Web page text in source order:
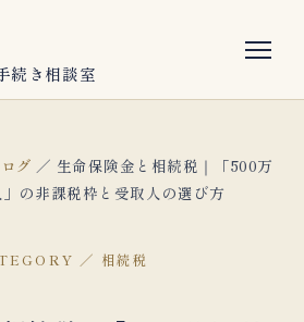
続き相談室
グ ／ 生命保険金と相続税｜「500万
の非課税枠と受取人の選び方
／ 相続税